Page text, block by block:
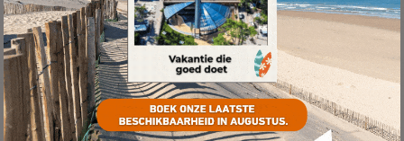
het centrale strand van Hourtin en het meer. Voordat je een
pauze inlast in ons 5-sterrenhotel, zul je onderweg
waarschijnlijk verschillende stops maken. Afhankelijk van je
toeristische interesses zijn hier een paar plaatsen waar je
kunt stoppen:
Blaye, met zijn goed uitgeruste